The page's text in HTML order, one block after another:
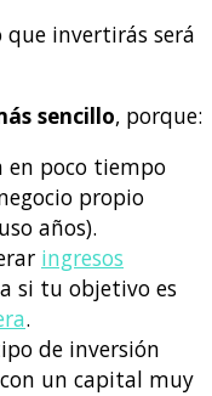
que invertirás será
sencillo, porque:
en poco tiempo
propio
años).
ingresos
si tu objetivo es
.
de inversión
un capital muy